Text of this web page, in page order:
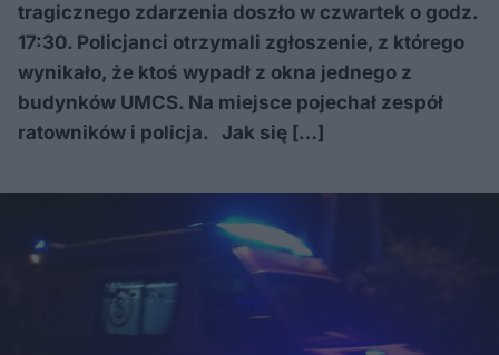
tragicznego zdarzenia doszło w czwartek o godz.
17:30. Policjanci otrzymali zgłoszenie, z którego
wynikało, że ktoś wypadł z okna jednego z
budynków UMCS. Na miejsce pojechał zespół
ratowników i policja. Jak się […]